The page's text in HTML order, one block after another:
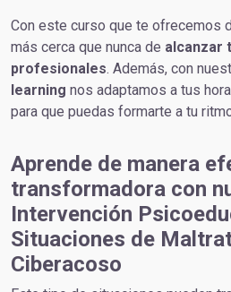
Con este curso que te ofrecemos
más cerca que nunca de alcanzar
profesionales. Además, con
learning nos adaptamos a tus
para que puedas formarte a tu
Aprende de manera
transformadora con
Intervención
Situaciones de
Ciberacoso